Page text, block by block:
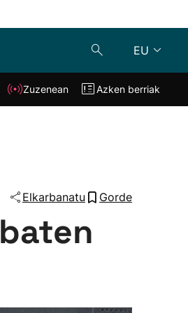
EU
Klisk Zuzenean
Zuzenean Azken berriak
Elkarbanatu Gorde